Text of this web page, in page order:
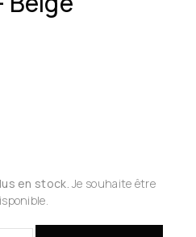
en stock. Je souhaite être